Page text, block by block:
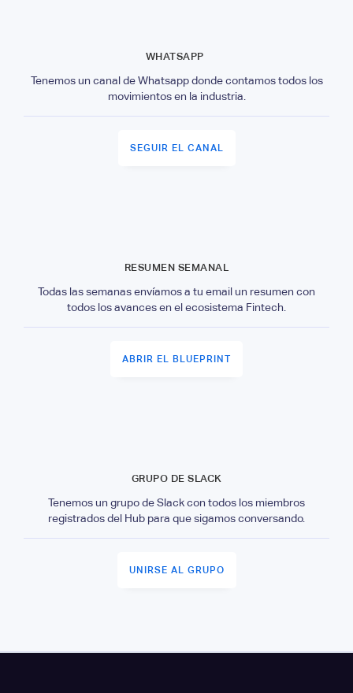
WHATSAPP
Tenemos un canal de Whatsapp donde contamos todos los
movimientos en la industria.
SEGUIR EL CANAL
RESUMEN SEMANAL
Todas las semanas envíamos a tu email un resumen con
todos los avances en el ecosistema Fintech.
ABRIR EL BLUEPRINT
GRUPO DE SLACK
Tenemos un grupo de Slack con todos los miembros
registrados del Hub para que sigamos conversando.
UNIRSE AL GRUPO